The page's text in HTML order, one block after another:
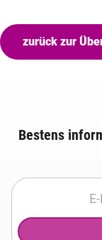
zurück zur
Bestens